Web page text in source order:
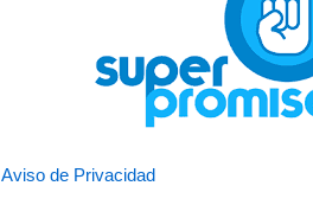
Aviso de Privacidad